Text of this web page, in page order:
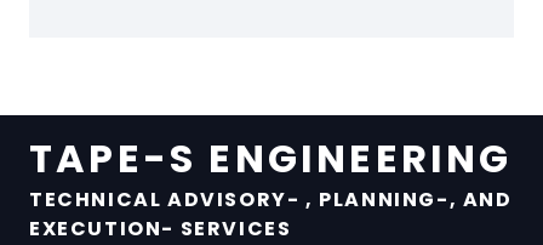
TAPE-S ENGINEERING
TECHNICAL ADVISORY- , PLANNING-, AND
EXECUTION- SERVICES